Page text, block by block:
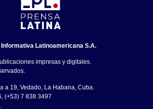
Latinoamericana S.A.
impresas y digitales.
a 19, Vedado, La Habana, Cuba.
(+53) 7 838 3497